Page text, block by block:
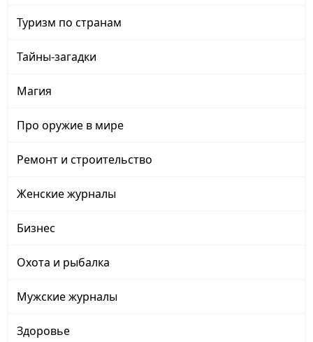
Туризм по странам
Тайны-загадки
Магия
Про оружие в мире
Ремонт и строительство
Женские журналы
Бизнес
Охота и рыбалка
Мужские журналы
Здоровье